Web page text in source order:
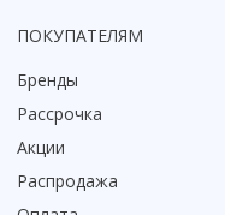
ПОКУПАТЕЛЯМ
Бренды
Рассрочка
Акции
Распродажа